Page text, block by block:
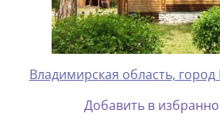
Владимирская область,
Добавить в